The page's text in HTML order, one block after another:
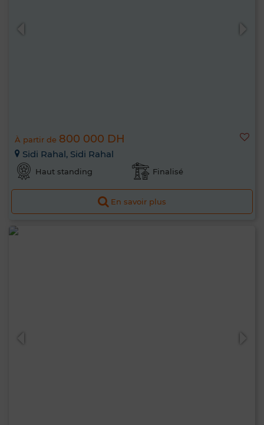
À partir de 800 000 DH
Sidi Rahal, Sidi Rahal
Haut standing Finalisé
En savoir plus